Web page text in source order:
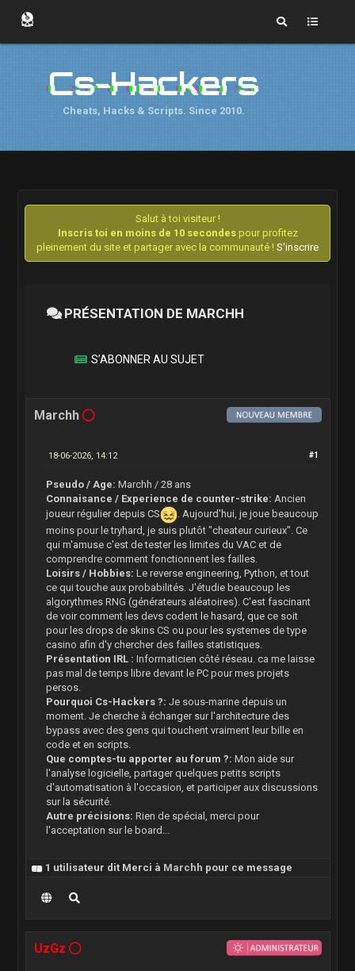
Cs-Hackers
Cheats, Hacks & Scripts. Since 2010.
Salut à toi visiteur !
Inscris toi en moins de 10 secondespour profitez
pleinement du site et partager avec la communauté ! S'inscrire
PRÉSENTATION DE MARCHH
S’ABONNER AU SUJET
Marchh
#1
18-06-2026, 14:12
Pseudo / Age: Marchh / 28 ans
Connaisance / Experience de counter-strike: Ancien
joueur régulier depuis CS
. Aujourd'hui, je joue beaucoup
moins pour le tryhard, je suis plutôt "cheateur curieux". Ce
qui m'amuse c'est de tester les limites du VAC et de
comprendre comment fonctionnent les failles.
Loisirs / Hobbies: Le reverse engineering, Python, et tout
ce qui touche aux probabilités. J'étudie beaucoup les
algorythmes RNG (générateurs aléatoires). C'est fascinant
de voir comment les devs codent le hasard, que ce soit
pour les drops de skins CS ou pour les systemes de type
casino afin d'y chercher des failles statistiques.
Présentation IRL : Informaticien côté réseau. ca me laisse
pas mal de temps libre devant le PC pour mes projets
persos.
Pourquoi Cs-Hackers ?: Je sous-marine depuis un
moment. Je cherche à échanger sur l'architecture des
bypass avec des gens qui touchent vraiment leur bille en
code et en scripts.
Que comptes-tu apporter au forum ?: Mon aide sur
l'analyse logicielle, partager quelques petits scripts
d'automatisation à l'occasion, et participer aux discussions
sur la sécurité.
Autre précisions: Rien de spécial, merci pour
l'acceptation sur le board...
1 utilisateur dit Merci à Marchh pour ce message
UzGz